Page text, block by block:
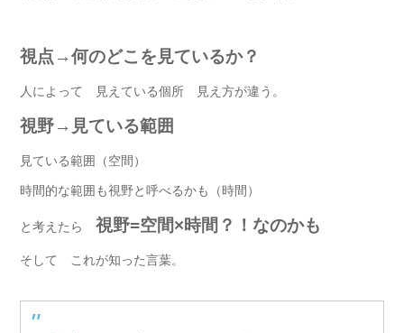
視点→何のどこを見ているか？
人によって 見えている個所 見え方が違う。
視野→見ている範囲
見ている範囲（空間）
時間的な範囲も視野と呼べるかも（時間）
と考えたら 視野=空間×時間？！なのかも
そして これが知った言葉。